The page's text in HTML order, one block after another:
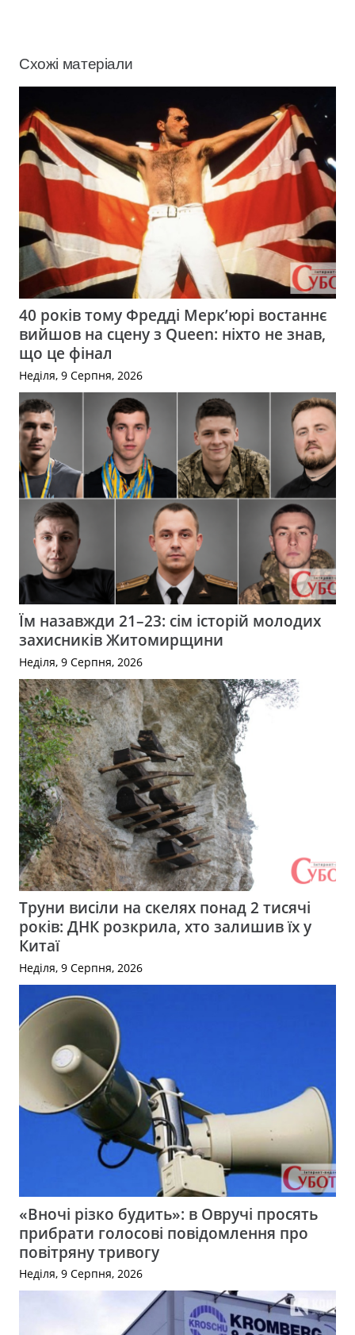
Схожі матеріали
40 років тому Фредді Мерк’юрі востаннє
вийшов на сцену з Queen: ніхто не знав,
що це фінал
Неділя, 9 Серпня, 2026
Їм назавжди 21–23: сім історій молодих
захисників Житомирщини
Неділя, 9 Серпня, 2026
Труни висіли на скелях понад 2 тисячі
років: ДНК розкрила, хто залишив їх у
Китаї
Неділя, 9 Серпня, 2026
«Вночі різко будить»: в Овручі просять
прибрати голосові повідомлення про
повітряну тривогу
Неділя, 9 Серпня, 2026